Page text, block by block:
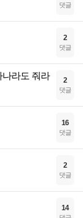
댓글
2
댓글
나라도 줘라 2
댓글
16
댓글
2
댓글
14